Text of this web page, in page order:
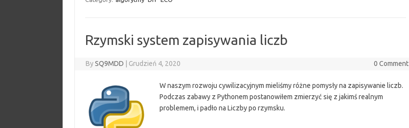
Rzymski system zapisywania liczb
BySQ9MDD Grudzień 4, 2020 0 Comment
W naszym rozwoju cywilizacyjnym mieliśmy różne pomysły na zapisywanie liczb.
Podczas zabawy z Pythonem postanowiłem zmierzyć się z jakimś realnym
problemem, i padło na Liczby po rzymsku.